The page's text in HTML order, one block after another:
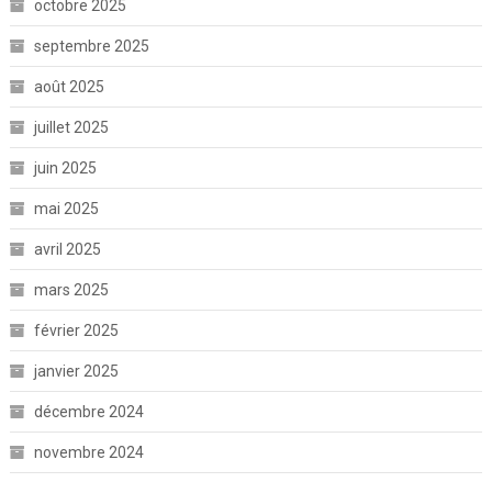
octobre 2025
septembre 2025
août 2025
juillet 2025
juin 2025
mai 2025
avril 2025
mars 2025
février 2025
janvier 2025
décembre 2024
novembre 2024